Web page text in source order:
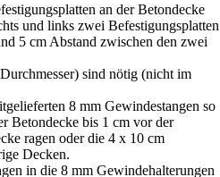
an der Betondecke
und links zwei Befestigungsplatten
5 cm Abstand zwischen den zwei
sind nötig (nicht im
8 mm Gewindestangen so
Betondecke bis 1 cm vor der
ragen oder die 4 x 10 cm
Decken.
in die 8 mm Gewindehalterungen